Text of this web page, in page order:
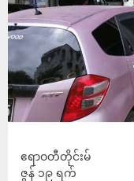
ဧရာဝတီတိုင်းမ်
ဇွန် ၁၉ ရက်